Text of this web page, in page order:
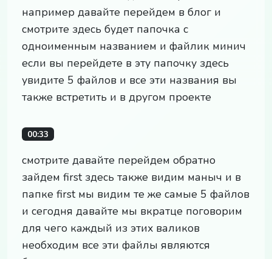
например давайте перейдем в блог и
смотрите здесь будет папочка с
одноименным названием и файлик минич
если вы перейдете в эту папочку здесь
увидите 5 файлов и все эти названия вы
также встретить и в другом проекте
00:33
смотрите давайте перейдем обратно
зайдем first здесь также видим маныч и в
папке first мы видим те же самые 5 файлов
и сегодня давайте мы вкратце поговорим
для чего каждый из этих валиков
необходим все эти файлы являются